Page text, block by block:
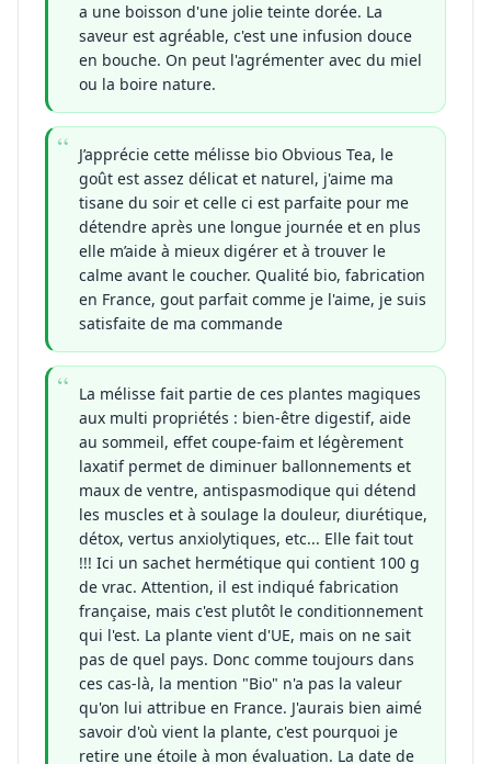
a une boisson d'une jolie teinte dorée. La
saveur est agréable, c'est une infusion douce
en bouche. On peut l'agrémenter avec du miel
ou la boire nature.
J’apprécie cette mélisse bio Obvious Tea, le
goût est assez délicat et naturel, j'aime ma
tisane du soir et celle ci est parfaite pour me
détendre après une longue journée et en plus
elle m’aide à mieux digérer et à trouver le
calme avant le coucher. Qualité bio, fabrication
en France, gout parfait comme je l'aime, je suis
satisfaite de ma commande
La mélisse fait partie de ces plantes magiques
aux multi propriétés : bien-être digestif, aide
au sommeil, effet coupe-faim et légèrement
laxatif permet de diminuer ballonnements et
maux de ventre, antispasmodique qui détend
les muscles et à soulage la douleur, diurétique,
détox, vertus anxiolytiques, etc... Elle fait tout
!!! Ici un sachet hermétique qui contient 100 g
de vrac. Attention, il est indiqué fabrication
française, mais c'est plutôt le conditionnement
qui l'est. La plante vient d'UE, mais on ne sait
pas de quel pays. Donc comme toujours dans
ces cas-là, la mention "Bio" n'a pas la valeur
qu'on lui attribue en France. J'aurais bien aimé
savoir d'où vient la plante, c'est pourquoi je
retire une étoile à mon évaluation. La date de